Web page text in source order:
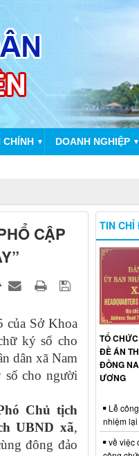
CHÍNH ▼ DOANH NGHIỆP ▼
CẬP
của Sở Khoa
ký số cho
dân xã Nam
số cho người
Chủ tịch
UBND xã,
đông đảo
TIN CHỈ
TỔ
ĐỀ ÁN
ĐỒNG
ƯƠNG
Lễ
nhiệm
về việc